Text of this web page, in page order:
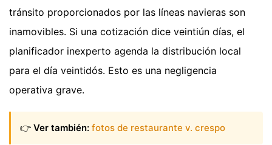
tránsito proporcionados por las líneas navieras son
inamovibles. Si una cotización dice veintiún días, el
planificador inexperto agenda la distribución local
para el día veintidós. Esto es una negligencia
operativa grave.
👉 Ver también: fotos de restaurante v. crespo